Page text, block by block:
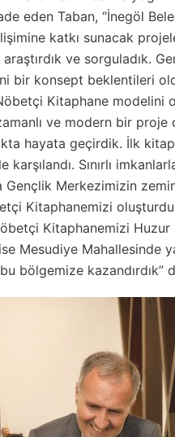
eden Taban, “İnegöl
katkı sunacak
ve sorguladık.
bir konsept beklentileri
Kitaphane modelini
ve modern bir
hayata geçirdik. İlk
Sınırlı
Gençlik Merkezimizin
Kitaphanemizi
Kitaphanemizi Huzur
Mesudiye Mahallesinde
bölgemize kazandırdık”